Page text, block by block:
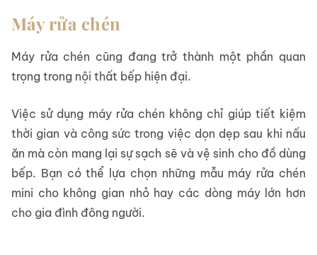
Máy rửa chén
Máy rửa chén cũng đang trở thành một phần quan
trọng trong nội thất bếp hiện đại.
Việc sử dụng máy rửa chén không chỉ giúp tiết kiệm
thời gian và công sức trong việc dọn dẹp sau khi nấu
ăn mà còn mang lại sự sạch sẽ và vệ sinh cho đồ dùng
bếp. Bạn có thể lựa chọn những mẫu máy rửa chén
mini cho không gian nhỏ hay các dòng máy lớn hơn
cho gia đình đông người.